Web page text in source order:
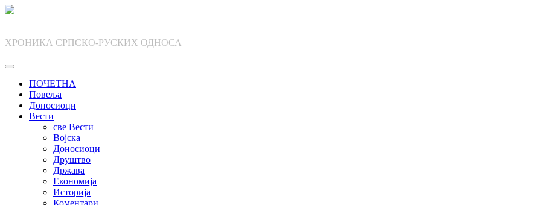
Skip
ХРОНИКА СРПСКО-РУСКИХ ОДНОСА
ПОЧЕТНА
Повеља
Доносиоци
Вести
све Вести
Војска
Доносиоци
Друштво
Држава
Економија
Историја
Коментари